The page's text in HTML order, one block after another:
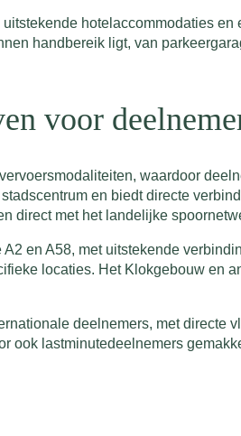
hotelaccommodaties
handbereik ligt, van
voor
waardoor
en biedt directe
direct met het landelijke
en A58, met uitstekende
locaties. Het Klokgebouw en
deelnemers, met directe
ook lastminutedeelnemers